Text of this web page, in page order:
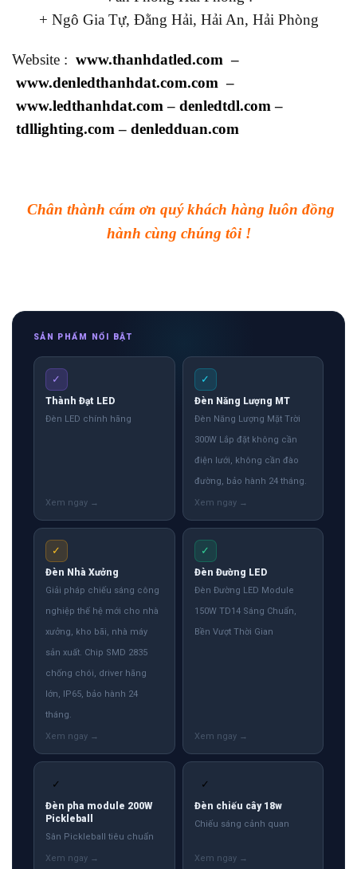
+ Ngô Gia Tự, Đằng Hải, Hải An, Hải Phòng
Website : www.thanhdatled.com –
www.denledthanhdat.com.com –
www.ledthanhdat.com– denledtdl.com–
tdllighting.com– denledduan.com
Chân thành cám ơn quý khách hàng luôn đồng
hành cùng chúng tôi !
SẢN PHẨM NỔI BẬT
✓
Thành Đạt LED
Đèn LED chính hãng
✓
Đèn Năng Lượng MT
Đèn Năng Lượng Mặt Trời
300W Lắp đặt không cần
điện lưới, không cần đào
đường, bảo hành 24 tháng.
✓
Đèn Nhà Xưởng
Giải pháp chiếu sáng công
nghiệp thế hệ mới cho nhà
xưởng, kho bãi, nhà máy
sản xuất. Chip SMD 2835
chống chói, driver hãng
lớn, IP65, bảo hành 24
tháng.
✓
Đèn Đường LED
Đèn Đường LED Module
150W TD14 Sáng Chuẩn,
Bền Vượt Thời Gian
✓
Đèn pha module 200W
Pickleball
Sân Pickleball tiêu chuẩn
✓
Đèn chiếu cây 18w
Chiếu sáng cảnh quan